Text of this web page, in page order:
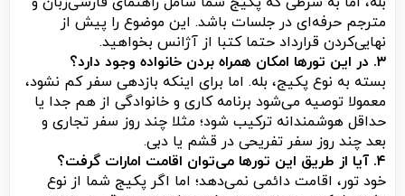
مترجم حرفه‌ای در جلسات باشد. این موضوع را پیش از
نهایی‌کردن قرارداد حتما کتبا از آژانس بخواهید.
۳. در این تورها امکان همراه بردن خانواده وجود دارد؟
بسته به نوع پکیج، بله. اما برای اینکه بازدهی سفر کم نشود،
معمولا توصیه می‌شود برنامه کاری و خانوادگی از هم جدا یا
حداقل هوشمندانه ترکیب شود؛ مثلا چند روز سفر تجاری و
بعد چند روز سفر تفریحی در قشم یا دبی.
۴. آیا از طریق این تورها می‌توان اقامت امارات گرفت؟
خود تور، اقامت دائمی نمی‌دهد؛ اما اگر پکیج شما از نوع